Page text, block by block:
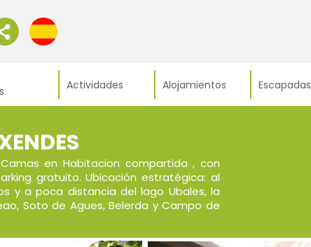
Actividades Alojamientos Escapadas
en Habitacion compartida , con
gratuito. Ubicación estratégica: al
y a poca distancia del lago Ubales, la
Soto de Agues, Belerda y Campo de